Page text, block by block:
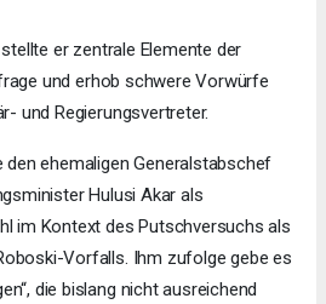
er zentrale Elemente der
und erhob schwere Vorwürfe
und Regierungsvertreter.
den ehemaligen Generalstabschef
Hulusi Akar als
im Kontext des Putschversuchs als
Vorfalls. Ihm zufolge gebe es
die bislang nicht ausreichend